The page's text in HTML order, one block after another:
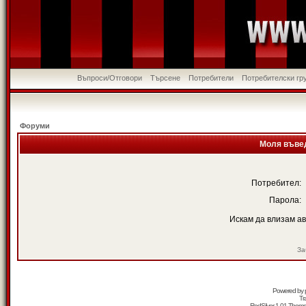
Въпроси/Отговори Търсене Потребители Потребителски
Форуми
Моля
Потребител:
Парола:
Искам да влизам
Powered by